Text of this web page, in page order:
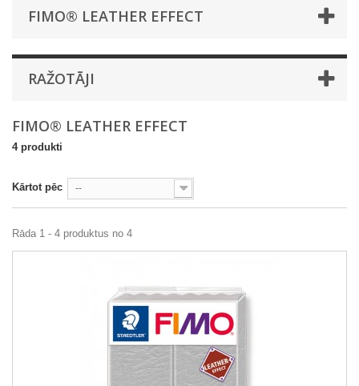
FIMO® LEATHER EFFECT
RAŽOTĀJI
FIMO® LEATHER EFFECT
4 produkti
Kārtot pēc --
Rāda 1 - 4 produktus no 4